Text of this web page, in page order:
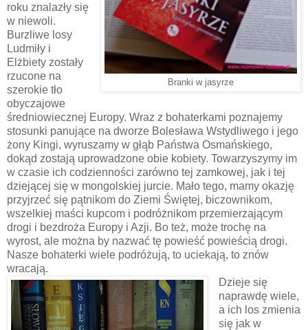
Branki w jasyrze
roku znalazły się
w niewoli.
Burzliwe losy
Ludmiły i
Elżbiety zostały
rzucone na
szerokie tło
obyczajowe
średniowiecznej Europy. Wraz z bohaterkami poznajemy
stosunki panujące na dworze Bolesława Wstydliwego i jego
żony Kingi, wyruszamy w głąb Państwa Osmańskiego,
dokąd zostają uprowadzone obie kobiety. Towarzyszymy im
w czasie ich codzienności zarówno tej zamkowej, jak i tej
dziejącej się w mongolskiej jurcie. Mało tego, mamy okazję
przyjrzeć się pątnikom do Ziemi Świętej, biczownikom,
wszelkiej maści kupcom i podróżnikom przemierzającym
drogi i bezdroża Europy i Azji. Bo też, może trochę na
wyrost, ale można by nazwać tę powieść powieścią drogi.
Nasze bohaterki wiele podróżują, to uciekają, to znów
wracają.
Dzieje się
naprawdę wiele,
a ich los zmienia
się jak w